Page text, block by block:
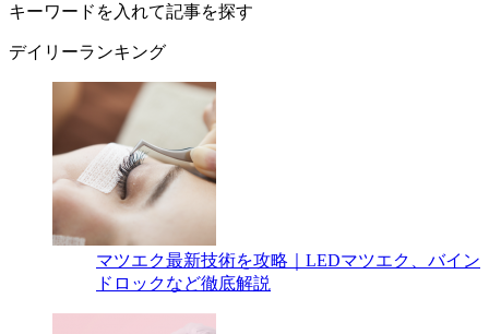
キーワードを入れて記事を探す
デイリーランキング
マツエク最新技術を攻略｜LEDマツエク、バイン
ドロックなど徹底解説